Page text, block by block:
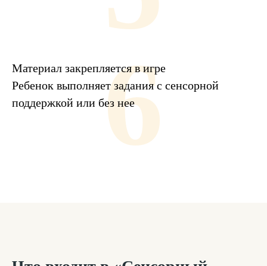
Материал закрепляется в игре
Ребенок выполняет задания с сенсорной
поддержкой или без нее6